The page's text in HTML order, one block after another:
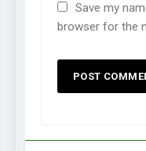
Save my
browser for the